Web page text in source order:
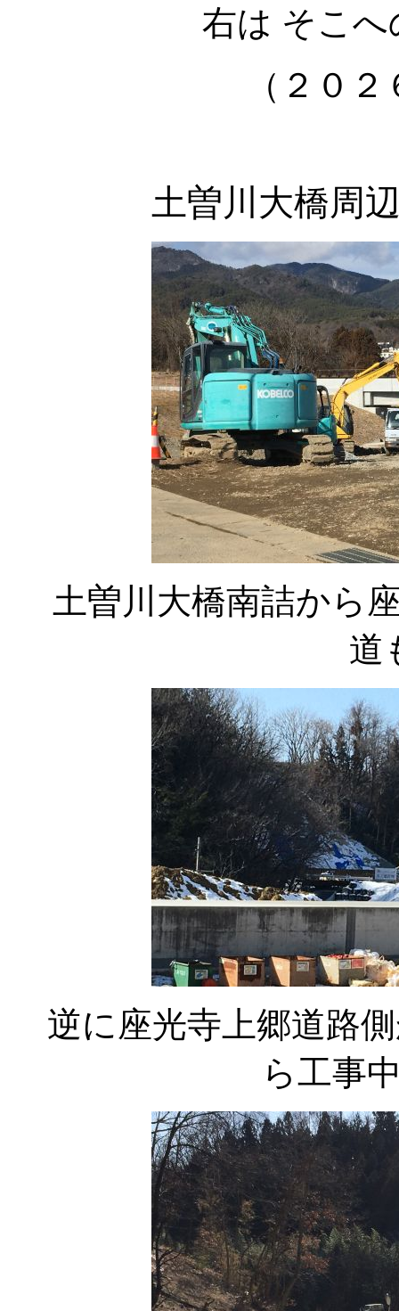
右は そこ
（２０
土曽川大橋周
土曽川大橋南詰から
道
逆に座光寺上郷道路
ら工事